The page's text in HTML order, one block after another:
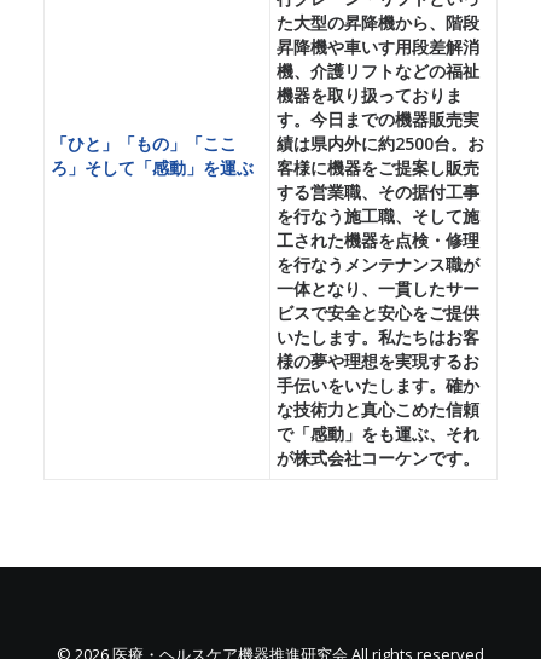
「ひと」「もの」「ここ
ろ」そして「感動」を運ぶ
た大型の昇降機から、階段
昇降機や車いす用段差解消
機、介護リフトなどの福祉
機器を取り扱っておりま
す。今日までの機器販売実
績は県内外に約2500台。お
客様に機器をご提案し販売
する営業職、その据付工事
を行なう施工職、そして施
工された機器を点検・修理
を行なうメンテナンス職が
一体となり、一貫したサー
ビスで安全と安心をご提供
いたします。私たちはお客
様の夢や理想を実現するお
手伝いをいたします。確か
な技術力と真心こめた信頼
で「感動」をも運ぶ、それ
が株式会社コーケンです。
© 2026 医療・ヘルスケア機器推進研究会 All rights reserved